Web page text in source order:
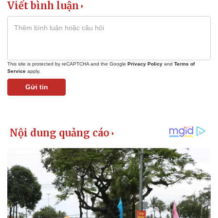
Viết bình luận
This site is protected by reCAPTCHA and the Google Privacy Policy and Terms of
Service apply.
Gửi tin